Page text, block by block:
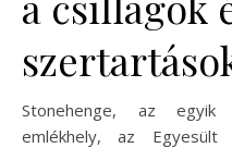
Stonehenge, az egyik
emlékhely, az Egyesült